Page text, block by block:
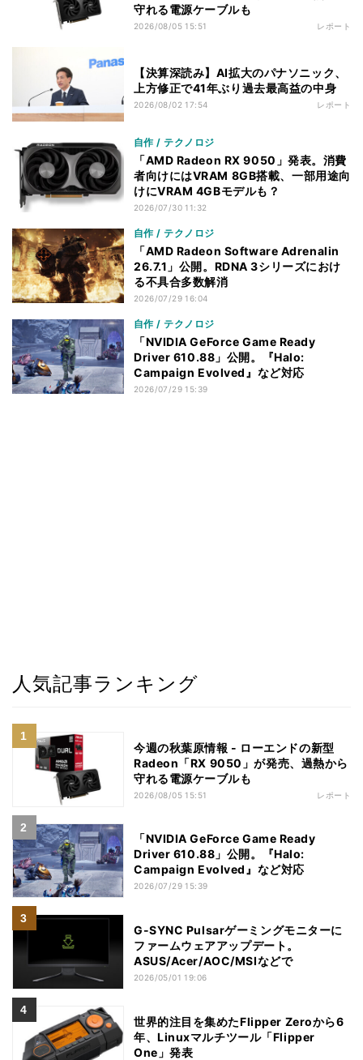
守れる電源ケーブルも
2026/08/05 15:51 レポート
【決算深読み】AI拡大のパナソニック、
上方修正で41年ぶり過去最高益の中身
2026/08/02 17:54 レポート
自作 / テクノロジ
「AMD Radeon RX 9050」発表。消費
者向けにはVRAM 8GB搭載、一部用途向
けにVRAM 4GBモデルも？
2026/07/30 11:32
自作 / テクノロジ
「AMD Radeon Software Adrenalin
26.7.1」公開。RDNA 3シリーズにおけ
る不具合多数解消
2026/07/29 16:04
自作 / テクノロジ
「NVIDIA GeForce Game Ready
Driver 610.88」公開。『Halo:
Campaign Evolved』など対応
2026/07/29 15:39
人気記事ランキング
今週の秋葉原情報 - ローエンドの新型
Radeon「RX 9050」が発売、過熱から
守れる電源ケーブルも
2026/08/05 15:51 レポート
「NVIDIA GeForce Game Ready
Driver 610.88」公開。『Halo:
Campaign Evolved』など対応
2026/07/29 15:39
G-SYNC Pulsarゲーミングモニターに
ファームウェアアップデート。
ASUS/Acer/AOC/MSIなどで
2026/05/01 19:06
世界的注目を集めたFlipper Zeroから6
年、Linuxマルチツール「Flipper
One」発表